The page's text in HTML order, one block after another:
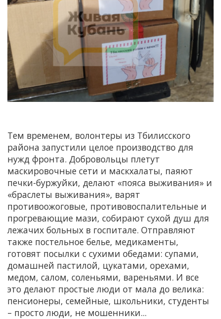
Тем временем, волонтеры из Тбилисского
района запустили целое производство для
нужд фронта. Добровольцы плетут
маскировочные сети и маскхалаты, паяют
печки-буржуйки, делают «пояса выживания» и
«браслеты выживания», варят
противоожоговые, противовоспалительные и
прогревающие мази, собирают сухой душ для
лежачих больных в госпитале. Отправляют
также постельное белье, медикаменты,
готовят посылки с сухими обедами: супами,
домашней пастилой, цукатами, орехами,
медом, салом, соленьями, вареньями. И все
это делают простые люди от мала до велика:
пенсионеры, семейные, школьники, студенты
– просто люди, не мошенники...